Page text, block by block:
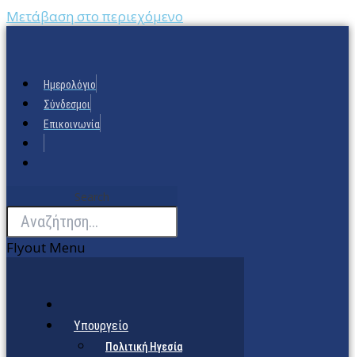
Μετάβαση στο περιεχόμενο
Ημερολόγιο
Σύνδεσμοι
Επικοινωνία
Search
Flyout Menu
Υπουργείο
Πολιτική Ηγεσία